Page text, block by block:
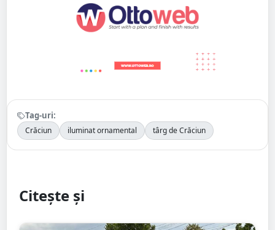
Tag-uri:
Crăciun iluminat ornamental târg de Crăciun
Citește și